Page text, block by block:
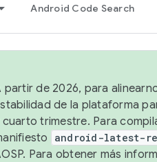
Android Code Search
partir de 2026, para
de la plataforma
cuarto trimestre. Para
android-latest-
Para obtener más